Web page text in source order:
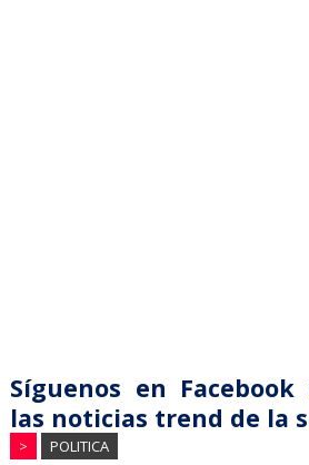
Síguenos en
las noticias trend de la
> POLITICA